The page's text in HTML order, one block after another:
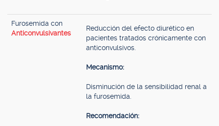
Furosemida con
Anticonvulsivantes
Reducción del efecto diurético en
pacientes tratados crónicamente con
anticonvulsivos.
Mecanismo:
Disminución de la sensibilidad renal a
la furosemida.
Recomendación: